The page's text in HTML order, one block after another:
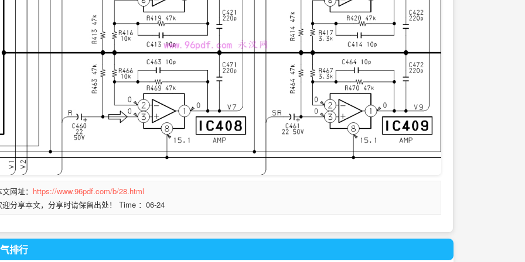
网址： https://www.96pdf.com/b/28.html
迎分享本文，分享时请保留出处！ Time ：06-24
排行